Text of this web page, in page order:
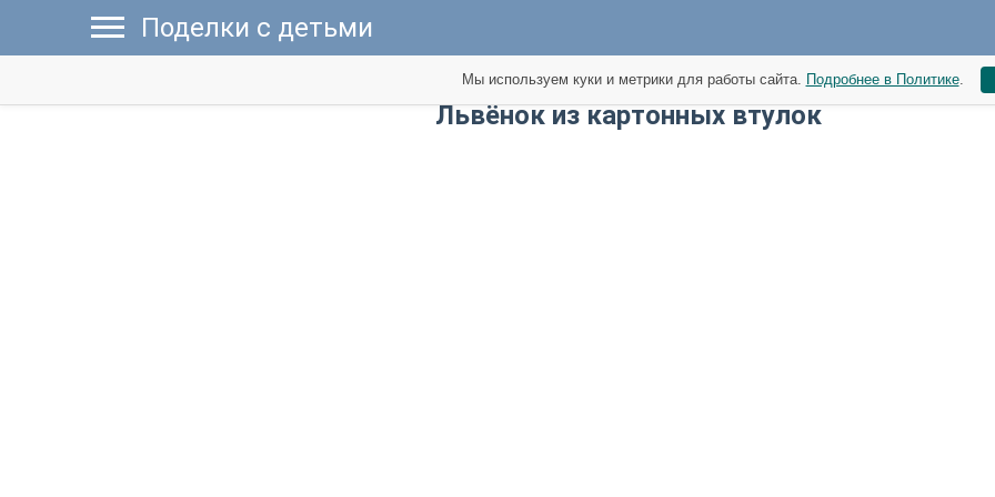
Поделки с детьми
​Львёнок из картонных втулок
Мы используем куки и метрики для работы сайта. Подробнее в Политике.